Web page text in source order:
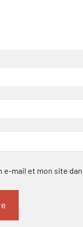
mail et mon site